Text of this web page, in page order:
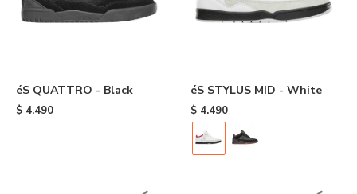
éS QUATTRO - Black
$ 4.490
éS STYLUS MID - White
$ 4.490